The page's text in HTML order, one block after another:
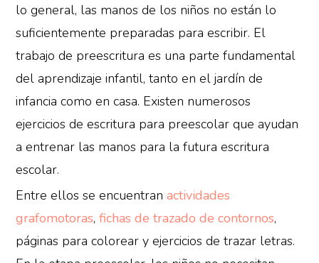
lo general, las manos de los niños no están lo
suficientemente preparadas para escribir. El
trabajo de preescritura es una parte fundamental
del aprendizaje infantil, tanto en el jardín de
infancia como en casa. Existen numerosos
ejercicios de escritura para preescolar que ayudan
a entrenar las manos para la futura escritura
escolar.
Entre ellos se encuentranactividades
grafomotoras,fichas de trazado de contornos,
páginas para colorear y ejercicios de trazar letras.